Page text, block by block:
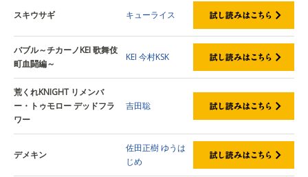
スキウサギ キューライス
バブル～チカーノKEI 歌舞伎
町血闘編～
KEI 今村KSK
荒くれKNIGHT リメンバ
ー・トゥモロー デッドフラ
ワー
吉田聡
デメキン
佐田正樹ゆうは
じめ